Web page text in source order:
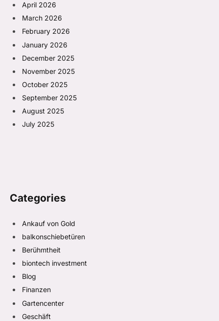
April 2026
March 2026
February 2026
January 2026
December 2025
November 2025
October 2025
September 2025
August 2025
July 2025
Categories
Ankauf von Gold
balkonschiebetüren
Berühmtheit
biontech investment
Blog
Finanzen
Gartencenter
Geschäft